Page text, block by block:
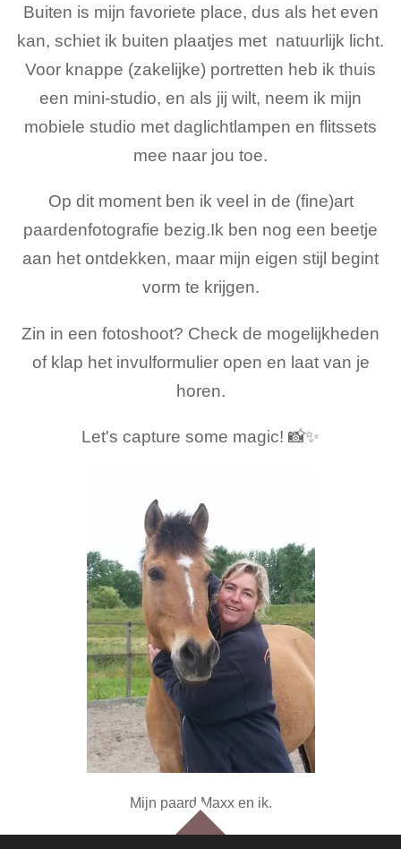
Buiten is mijn favoriete place, dus als het even
kan, schiet ik buiten plaatjes met natuurlijk licht.
Voor knappe (zakelijke) portretten heb ik thuis
een mini-studio, en als jij wilt, neem ik mijn
mobiele studio met daglichtlampen en flitssets
mee naar jou toe.
Op dit moment ben ik veel in de (fine)art
paardenfotografie bezig.Ik ben nog een beetje
aan het ontdekken, maar mijn eigen stijl begint
vorm te krijgen.
Zin in een fotoshoot? Check de mogelijkheden
of klap het invulformulier open en laat van je
horen.
Let's capture some magic! 📸✨
Mijn paard Maxx en ik.
TOP